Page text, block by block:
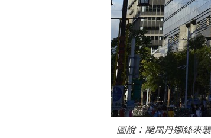
圖說：颱風丹娜絲來